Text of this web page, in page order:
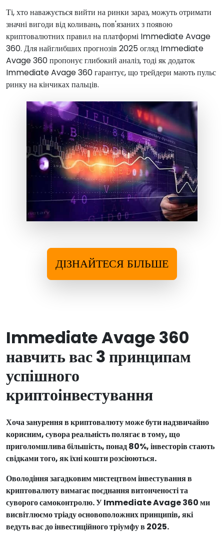
Ті, хто наважується вийти на ринки зараз, можуть отримати
значні вигоди від коливань, пов'язаних з появою
криптовалютних правил на платформі Immediate Avage
360. Для найглибших прогнозів 2025 огляд Immediate
Avage 360 пропонує глибокий аналіз, тоді як додаток
Immediate Avage 360 гарантує, що трейдери мають пульс
ринку на кінчиках пальців.
ДІЗНАЙТЕСЯ БІЛЬШЕ
Immediate Avage 360
навчить вас 3 принципам
успішного
криптоінвестування
Хоча занурення в криптовалюту може бути надзвичайно
корисним, сувора реальність полягає в тому, що
приголомшлива більшість, понад 80%, інвесторів стають
свідками того, як їхні кошти розсіюються.
Оволодіння загадковим мистецтвом інвестування в
криптовалюту вимагає поєднання витонченості та
суворого самоконтролю. У Immediate Avage 360 ми
висвітлюємо тріаду основоположних принципів, які
ведуть вас до інвестиційного тріумфу в 2025.